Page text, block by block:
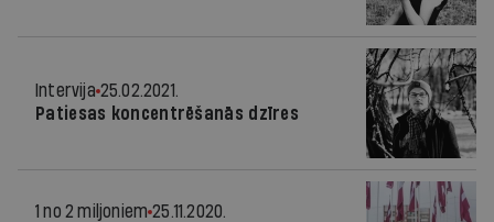
Intervija 25.02.2021.
Patiesas koncentrēšanās dzīres
1 no 2 miljoniem 25.11.2020.